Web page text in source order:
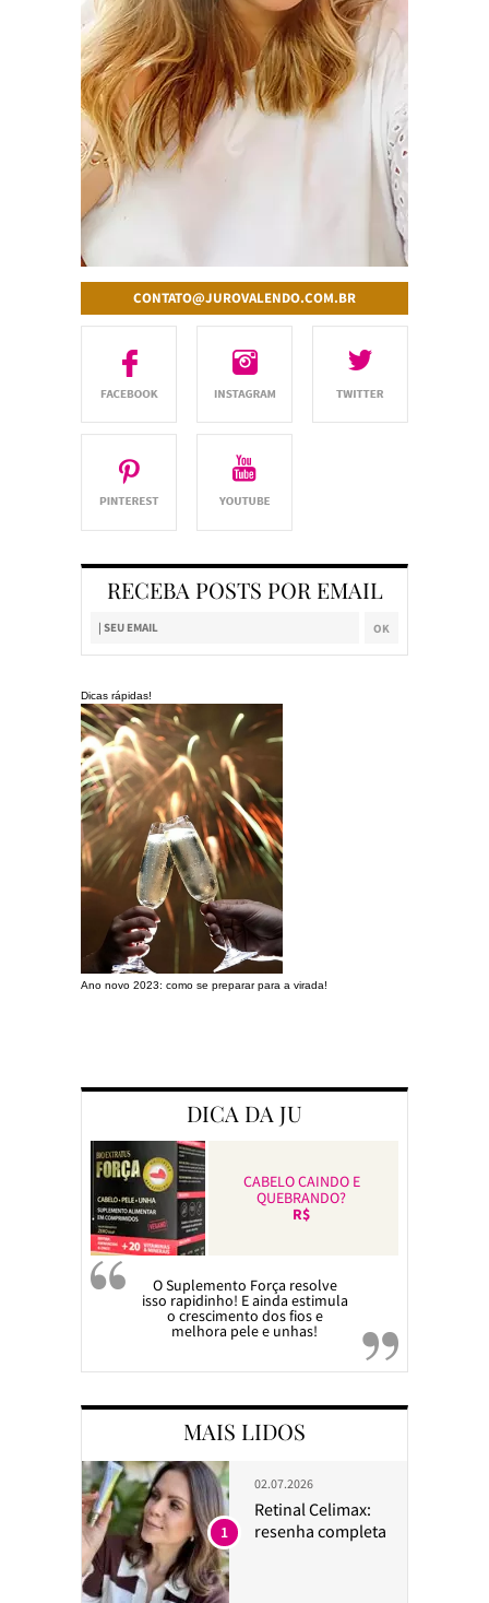
CONTATO@JUROVALENDO.COM.BR
RECEBA POSTS POR EMAIL
Dicas rápidas!
Ano novo 2023: como se preparar para a virada!
DICA DA JU
CABELO CAINDO E
QUEBRANDO?
R$
O Suplemento Força resolve
isso rapidinho! E ainda estimula
o crescimento dos fios e
melhora pele e unhas!
MAIS LIDOS
02.07.2026
Retinal Celimax:
resenha completa
1